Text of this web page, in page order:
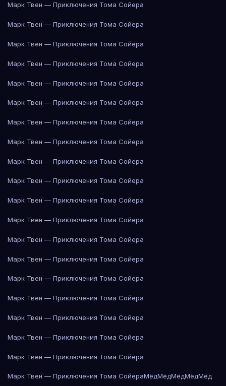
Марк Твен — Приключения Тома Сойера
Марк Твен — Приключения Тома Сойера
Марк Твен — Приключения Тома Сойера
Марк Твен — Приключения Тома Сойера
Марк Твен — Приключения Тома Сойера
Марк Твен — Приключения Тома Сойера
Марк Твен — Приключения Тома Сойера
Марк Твен — Приключения Тома Сойера
Марк Твен — Приключения Тома Сойера
Марк Твен — Приключения Тома Сойера
Марк Твен — Приключения Тома Сойера
Марк Твен — Приключения Тома Сойера
Марк Твен — Приключения Тома Сойера
Марк Твен — Приключения Тома Сойера
Марк Твен — Приключения Тома Сойера
Марк Твен — Приключения Тома Сойера
Марк Твен — Приключения Тома Сойера
Марк Твен — Приключения Тома Сойера
Марк Твен — Приключения Тома Сойера
Марк Твен — Приключения Тома СойераМёдМёдМёдМёдМёд